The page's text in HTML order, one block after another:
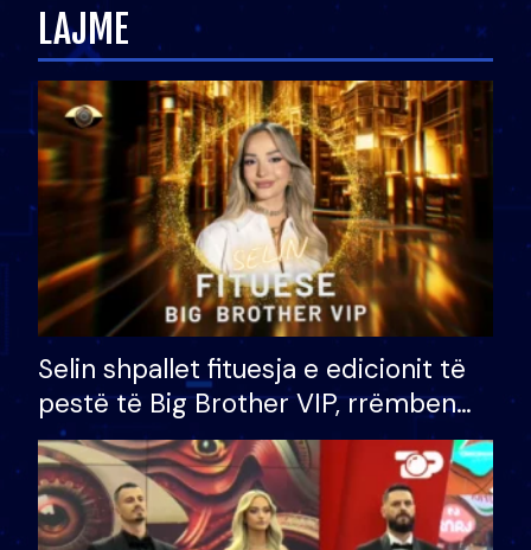
LAJME
Selin shpallet fituesja e edicionit të
pestë të Big Brother VIP, rrëmben
çmimin e madh prej 100 mijë eurosh